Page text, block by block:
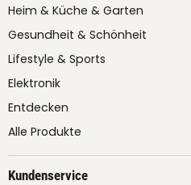
Heim & Küche & Garten
Gesundheit & Schönheit
Lifestyle & Sports
Elektronik
Entdecken
Alle Produkte
Kundenservice